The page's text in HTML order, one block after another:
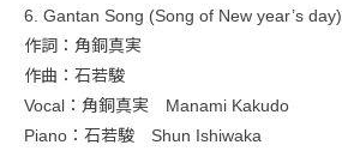
6. Gantan Song (Song of New year’s day)
作詞：角銅真実
作曲：石若駿
Vocal：角銅真実 Manami Kakudo
Piano：石若駿 Shun Ishiwaka